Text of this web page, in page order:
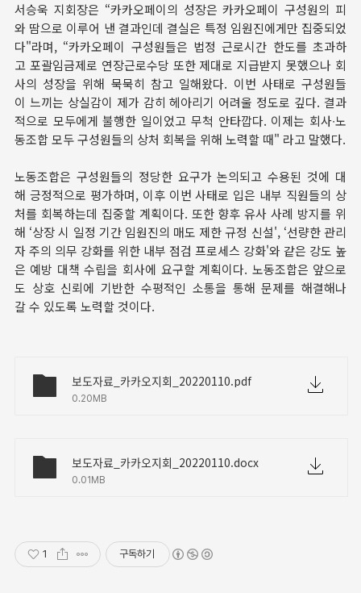
서승욱 지회장은 “카카오페이의 성장은 카카오페이 구성원의 피
와 땀으로 이루어 낸 결과인데 결실은 특정 임원진에게만 집중되었
다"라며, “카카오페이 구성원들은 법정 근로시간 한도를 초과하
고 포괄임금제로 연장근로수당 또한 제대로 지급받지 못했으나 회
사의 성장을 위해 묵묵히 참고 일해왔다. 이번 사태로 구성원들
이 느끼는 상실감이 제가 감히 헤아리기 어려울 정도로 깊다. 결과
적으로 모두에게 불행한 일이었고 무척 안타깝다. 이제는 회사∙노
동조합 모두 구성원들의 상처 회복을 위해 노력할 때" 라고 말했다.
노동조합은 구성원들의 정당한 요구가 논의되고 수용된 것에 대
해 긍정적으로 평가하며, 이후 이번 사태로 입은 내부 직원들의 상
처를 회복하는데 집중할 계획이다. 또한 향후 유사 사례 방지를 위
해 ‘상장 시 일정 기간 임원진의 매도 제한 규정 신설', ‘선량한 관리
자 주의 의무 강화를 위한 내부 점검 프로세스 강화'와 같은 강도 높
은 예방 대책 수립을 회사에 요구할 계획이다. 노동조합은 앞으로
도 상호 신뢰에 기반한 수평적인 소통을 통해 문제를 해결해나
갈 수 있도록 노력할 것이다.
보도자료_카카오지회_20220110.pdf
0.20MB
보도자료_카카오지회_20220110.docx
0.01MB
1 구독하기